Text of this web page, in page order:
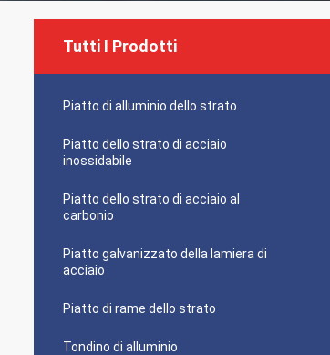
Tutti I Prodotti
Piatto di alluminio dello strato
Piatto dello strato di acciaio
inossidabile
Piatto dello strato di acciaio al
carbonio
Piatto galvanizzato della lamiera di
acciaio
Piatto di rame dello strato
Tondino di alluminio